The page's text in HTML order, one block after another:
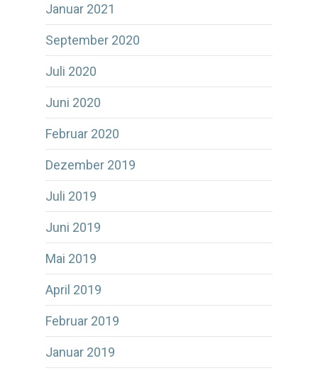
Januar 2021
September 2020
Juli 2020
Juni 2020
Februar 2020
Dezember 2019
Juli 2019
Juni 2019
Mai 2019
April 2019
Februar 2019
Januar 2019